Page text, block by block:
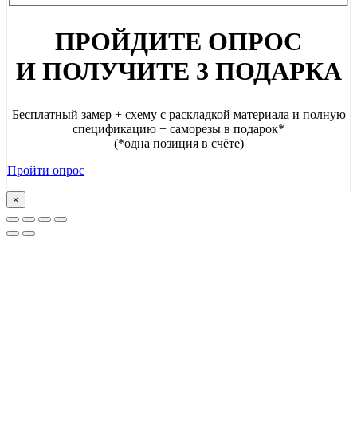
ПРОЙДИТЕ ОПРОС
И ПОЛУЧИТЕ 3 ПОДАРКА
Бесплатный замер + схему с раскладкой материала и полную
спецификацию + саморезы в подарок*
(*одна позиция в счёте)
Пройти опрос
×